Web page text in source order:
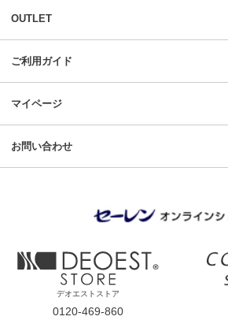
OUTLET
ご利用ガイド
マイページ
お問い合わせ
デオエストストア
0120-469-860